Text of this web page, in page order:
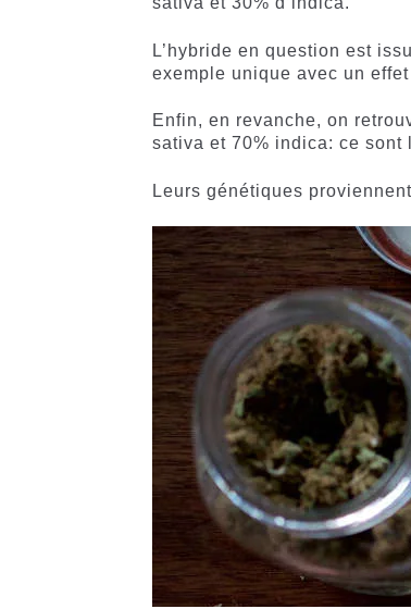
L’hybride en question est
exemple unique avec un
Enfin, en revanche, on
sativa et 70% indica: ce
Leurs génétiques